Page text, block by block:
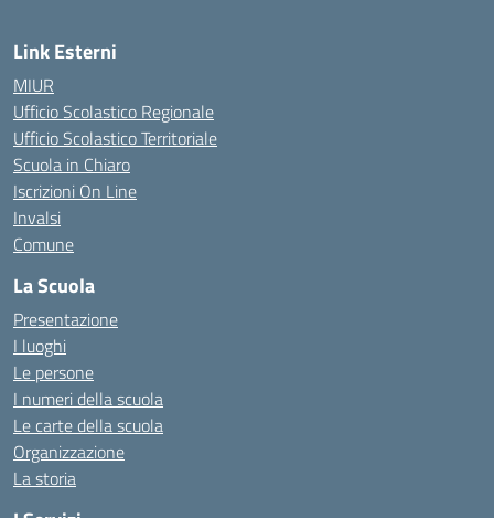
Link Esterni
MIUR
Ufficio Scolastico Regionale
Ufficio Scolastico Territoriale
Scuola in Chiaro
Iscrizioni On Line
Invalsi
Comune
La Scuola
Presentazione
I luoghi
Le persone
I numeri della scuola
Le carte della scuola
Organizzazione
La storia